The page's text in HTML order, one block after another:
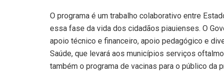
O programa é um trabalho colaborativo entre
essa fase da vida dos cidadãos piauienses. O
apoio técnico e financeiro, apoio pedagógico e
Saúde, que levará aos municípios serviços
também o programa de vacinas para o público da